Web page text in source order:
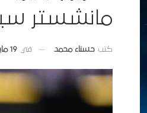
مانشستر
كتب حسناء محمد في 19 مايو 2026